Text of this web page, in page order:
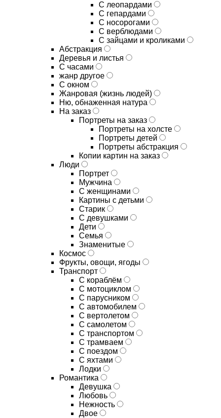
С леопардами
С гепардами
С носорогами
С верблюдами
С зайцами и кроликами
Абстракция
Деревья и листья
С часами
жанр другое
С окном
Жанровая (жизнь людей)
Ню, обнаженная натура
На заказ
Портреты на заказ
Портреты на холсте
Портреты детей
Портреты абстракция
Копии картин на заказ
Люди
Портрет
Мужчина
С женщинами
Картины с детьми
Старик
С девушками
Дети
Семья
Знаменитые
Космос
Фрукты, овощи, ягоды
Транспорт
С кораблём
С мотоциклом
С парусником
С автомобилем
С вертолетом
С самолетом
С транспортом
С трамваем
С поездом
С яхтами
Лодки
Романтика
Девушка
Любовь
Нежность
Двое